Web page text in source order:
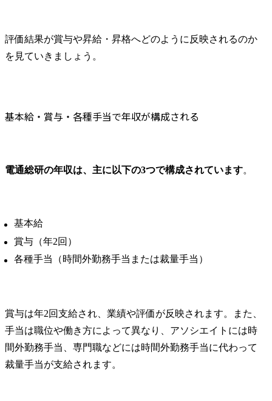
評価結果が賞与や昇給・昇格へどのように反映されるのか
を見ていきましょう。
基本給・賞与・各種手当で年収が構成される
電通総研の年収は、主に以下の3つで構成されています。
基本給
賞与（年2回）
各種手当（時間外勤務手当または裁量手当）
賞与は年2回支給され、業績や評価が反映されます。また、
手当は職位や働き方によって異なり、アソシエイトには時
間外勤務手当、専門職などには時間外勤務手当に代わって
裁量手当が支給されます。